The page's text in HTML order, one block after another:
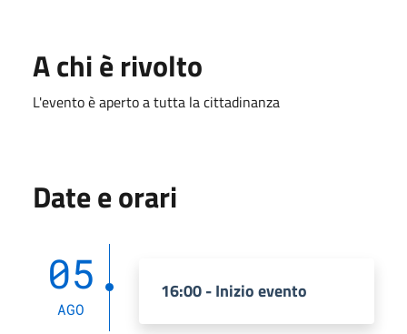
A chi è rivolto
L'evento è aperto a tutta la cittadinanza
Date e orari
05
AGO
16:00 - Inizio evento